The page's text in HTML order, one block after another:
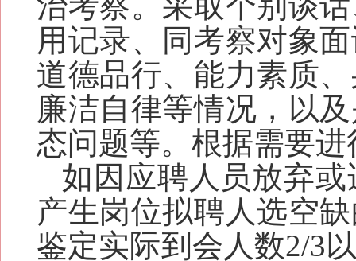
用记录、同考察对象
道德品行、能力素质
廉洁自律等情况，以
态问题等。根据需要
如因应聘人员放弃
产生岗位拟聘人选空
鉴定实际到会人数2/3